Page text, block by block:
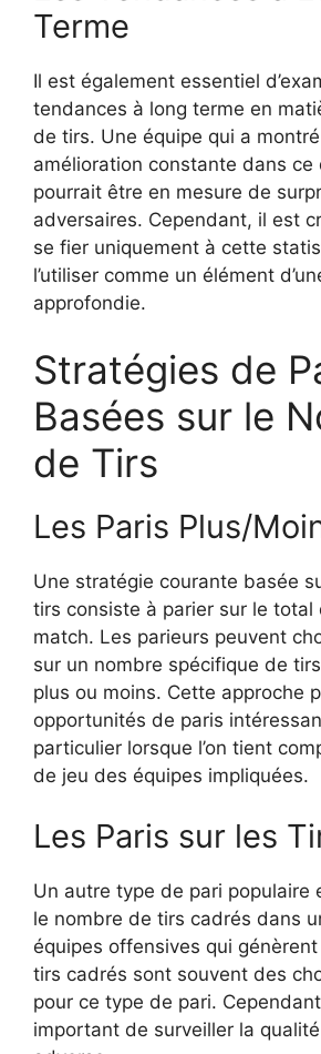
Terme
Il est également essentiel
tendances à long terme en
de tirs. Une équipe qui a
amélioration constante dans ce
pourrait être en mesure de
adversaires. Cependant, il est
se fier uniquement à cette
l’utiliser comme un élément
approfondie.
Stratégies de
Basées sur le
de Tirs
Les Paris Plus/
Une stratégie courante basée
tirs consiste à parier sur le total
match. Les parieurs peuvent
sur un nombre spécifique de
plus ou moins. Cette approche
opportunités de paris
particulier lorsque l’on tient
de jeu des équipes impliquées.
Les Paris sur les
Un autre type de pari populaire
le nombre de tirs cadrés dans
équipes offensives qui
tirs cadrés sont souvent des
pour ce type de pari.
important de surveiller la